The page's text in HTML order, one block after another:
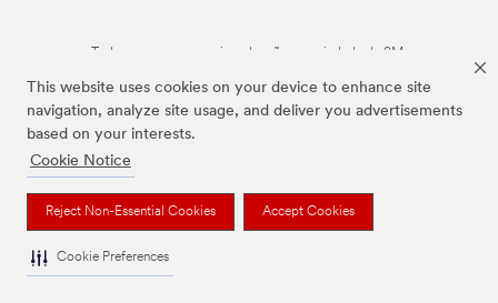
This website uses cookies on your device to enhance site
navigation, analyze site usage, and deliver you advertisements
based on your interests.
Cookie Notice
Reject Non-Essential Cookies Accept Cookies
Cookie Preferences
Todas as marcas mencionadas são propriedade da 3M.